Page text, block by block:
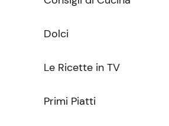
Dolci
Le Ricette in TV
Primi Piatti